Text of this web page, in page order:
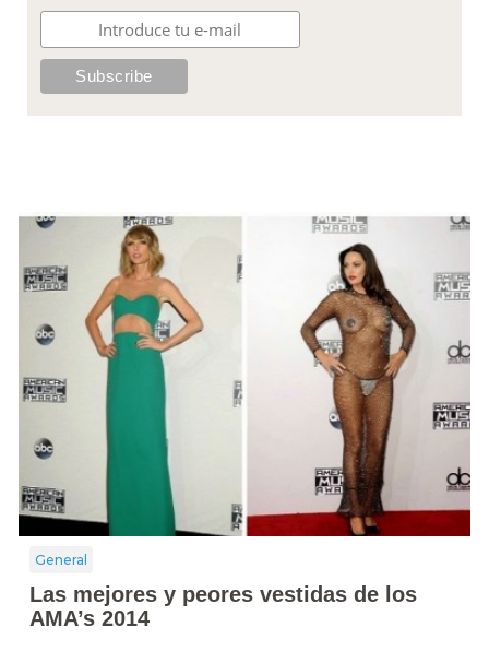
General
Las mejores y peores vestidas de los
AMA’s 2014